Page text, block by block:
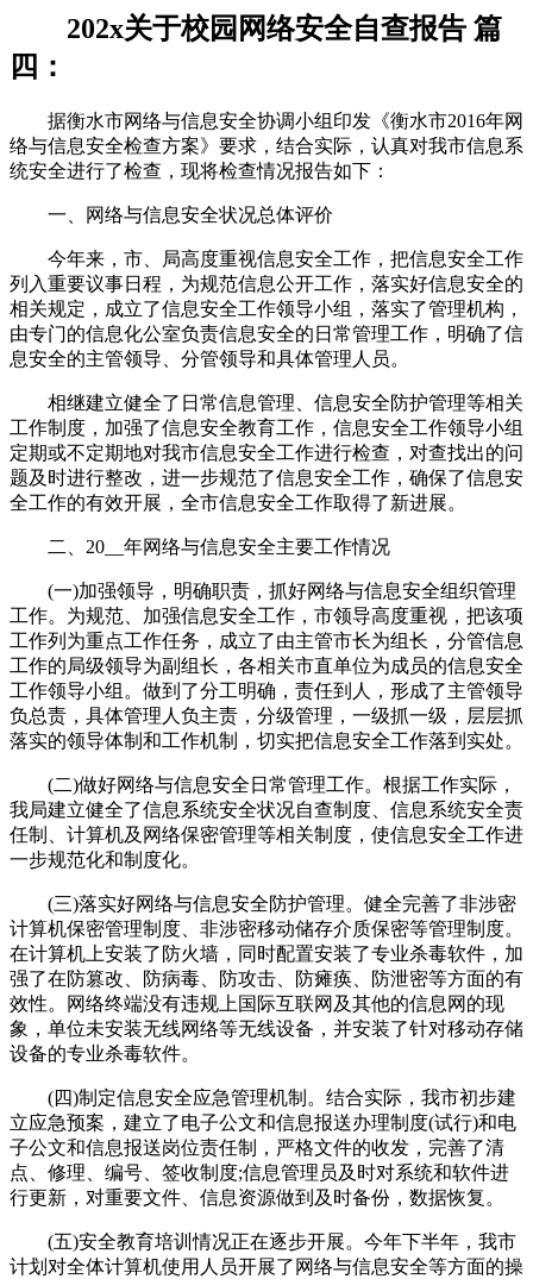
202x关于校园网络安全自查报告 篇
四：
据衡水市网络与信息安全协调小组印发《衡水市2016年网
络与信息安全检查方案》要求，结合实际，认真对我市信息系
统安全进行了检查，现将检查情况报告如下：
一、网络与信息安全状况总体评价
今年来，市、局高度重视信息安全工作，把信息安全工作
列入重要议事日程，为规范信息公开工作，落实好信息安全的
相关规定，成立了信息安全工作领导小组，落实了管理机构，
由专门的信息化公室负责信息安全的日常管理工作，明确了信
息安全的主管领导、分管领导和具体管理人员。
相继建立健全了日常信息管理、信息安全防护管理等相关
工作制度，加强了信息安全教育工作，信息安全工作领导小组
定期或不定期地对我市信息安全工作进行检查，对查找出的问
题及时进行整改，进一步规范了信息安全工作，确保了信息安
全工作的有效开展，全市信息安全工作取得了新进展。
二、20__年网络与信息安全主要工作情况
(一)加强领导，明确职责，抓好网络与信息安全组织管理
工作。为规范、加强信息安全工作，市领导高度重视，把该项
工作列为重点工作任务，成立了由主管市长为组长，分管信息
工作的局级领导为副组长，各相关市直单位为成员的信息安全
工作领导小组。做到了分工明确，责任到人，形成了主管领导
负总责，具体管理人负主责，分级管理，一级抓一级，层层抓
落实的领导体制和工作机制，切实把信息安全工作落到实处。
(二)做好网络与信息安全日常管理工作。根据工作实际，
我局建立健全了信息系统安全状况自查制度、信息系统安全责
任制、计算机及网络保密管理等相关制度，使信息安全工作进
一步规范化和制度化。
(三)落实好网络与信息安全防护管理。健全完善了非涉密
计算机保密管理制度、非涉密移动储存介质保密等管理制度。
在计算机上安装了防火墙，同时配置安装了专业杀毒软件，加
强了在防篡改、防病毒、防攻击、防瘫痪、防泄密等方面的有
效性。网络终端没有违规上国际互联网及其他的信息网的现
象，单位未安装无线网络等无线设备，并安装了针对移动存储
设备的专业杀毒软件。
(四)制定信息安全应急管理机制。结合实际，我市初步建
立应急预案，建立了电子公文和信息报送办理制度(试行)和电
子公文和信息报送岗位责任制，严格文件的收发，完善了清
点、修理、编号、签收制度;信息管理员及时对系统和软件进
行更新，对重要文件、信息资源做到及时备份，数据恢复。
(五)安全教育培训情况正在逐步开展。今年下半年，我市
计划对全体计算机使用人员开展了网络与信息安全等方面的操